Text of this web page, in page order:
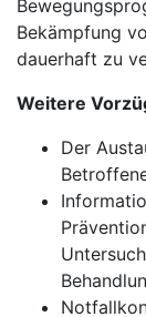
Bekämpfung
dauerhaft zu
Weitere
Der